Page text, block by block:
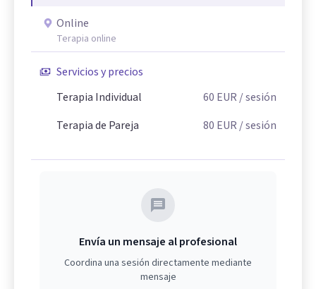
Online
Terapia online
Servicios y precios
Terapia Individual
60 EUR / sesión
Terapia de Pareja
80 EUR / sesión
Envía un mensaje al profesional
Coordina una sesión directamente mediante
mensaje